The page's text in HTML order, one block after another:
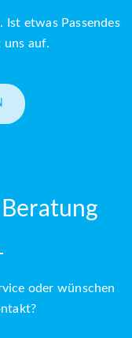
Ist etwas Passendes
uns auf.
oder wünschen